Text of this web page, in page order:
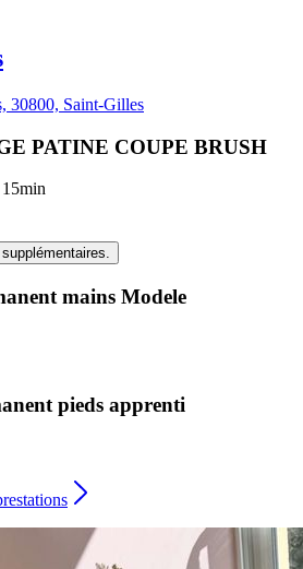
30800, Saint-Gilles
PATINE COUPE BRUSH
mains Modele
pieds apprenti